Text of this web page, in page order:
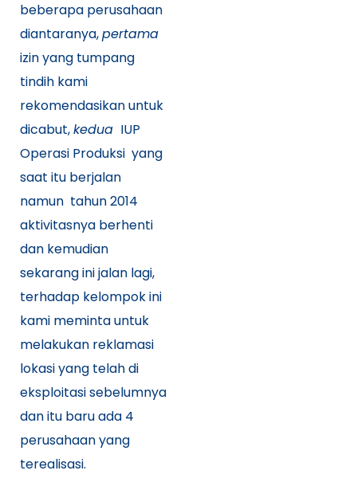
beberapa perusahaan
diantaranya,pertama
izin yang tumpang
tindih kami
rekomendasikan untuk
dicabut,kedua IUP
Operasi Produksi yang
saat itu berjalan
namun tahun 2014
aktivitasnya berhenti
dan kemudian
sekarang ini jalan lagi,
terhadap kelompok ini
kami meminta untuk
melakukan reklamasi
lokasi yang telah di
eksploitasi sebelumnya
dan itu baru ada 4
perusahaan yang
terealisasi.